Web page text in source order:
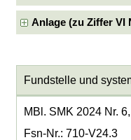
Anlage (zu Ziffer VI
Fundstelle und
MBl. SMK 2024 Nr.
Fsn-Nr.: 710-V24.3